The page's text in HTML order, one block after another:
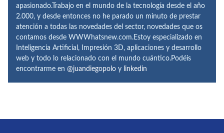
apasionado.Trabajo en el mundo de la tecnología desde el año
2.000, y desde entonces no he parado un minuto de prestar
atención a todas las novedades del sector, novedades que os
contamos desde WWWhatsnew.com.Estoy especializado en
Inteligencia Artificial, Impresión 3D, aplicaciones y desarrollo
web y todo lo relacionado con el mundo cuántico.Podéis
encontrarme en @juandiegopolo y linkedin